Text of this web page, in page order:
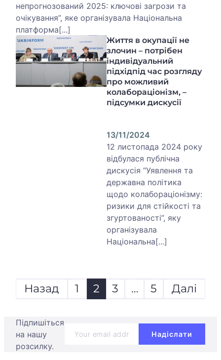
непрогнозований 2025: ключові загрози та
очікування”, яке організувала Національна
платформа[...]
Життя в окупації не
злочин – потрібен
індивідуальний
підхідпід час розгляду
про можливий
колабораціонізм, –
підсумки дискусії
13/11/2024
12 листопада 2024 року
відбулася публічна
дискусія “Уявлення та
державна політика
щодо колабораціонізму:
ризики для стійкості та
згуртованості”, яку
організувала
Національна[...]
Назад 1 2 3 … 5 Далі
Підпишіться
на нашу
розсилку.